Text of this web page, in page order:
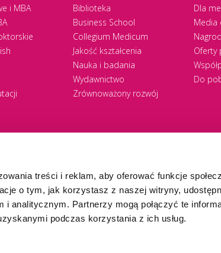
treści i reklam, aby oferować funkcje
o tym, jak korzystasz z naszej witryny,
i analitycznym. Partnerzy mogą połączyć te
podczas korzystania z ich usług.
i MBA
Biblioteka
Business School
Collegium Medicum
Jakość kształcenia
Nauka i badania
Wydawnictwo
Zrównoważony rozwój
Dla
Media
Oferty
Do